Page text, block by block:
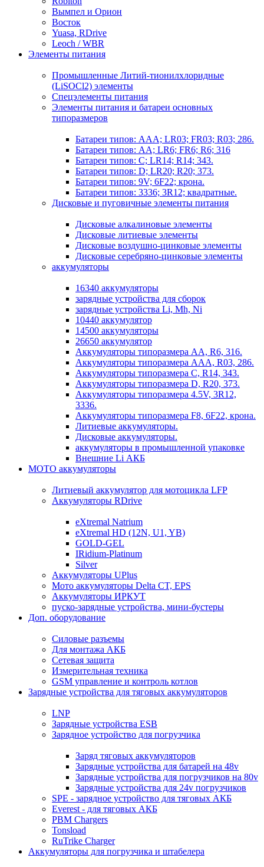
Вымпел и Орион
Восток
Yuasa, RDrive
Leoch / WBR
Элементы питания
Промышленные Литий-тионилхлоридные
(LiSOCl2) элементы
Спецэлементы питания
Элементы питания и батареи основных
типоразмеров
Батареи типов: AAA; LR03; FR03; R03; 286.
Батареи типов: AA; LR6; FR6; R6; 316
Батареи типов: C; LR14; R14; 343.
Батареи типов: D; LR20; R20; 373.
Батареи типов: 9V; 6F22; крона.
Батареи типов: 3336; 3R12; квадратные.
Дисковые и пуговичные элементы питания
Дисковые алкалиновые элементы
Дисковые литиевые элементы
Дисковые воздушно-цинковые элементы
Дисковые серебряно-цинковые элементы
аккумуляторы
16340 аккумуляторы
зарядные устройства для сборок
зарядные устройства Li, Mh, Ni
10440 аккумулятор
14500 аккумуляторы
26650 аккумулятор
Аккумуляторы типоразмера АА, R6, 316.
Аккумуляторы типоразмера ААА, R03, 286.
Аккумуляторы типоразмера С, R14, 343.
Аккумуляторы типоразмера D, R20, 373.
Аккумуляторы типоразмера 4.5V, 3R12,
3336.
Аккумуляторы типоразмера F8, 6F22, крона.
Литиевые аккумуляторы.
Дисковые аккумуляторы.
аккумуляторы в промышленной упаковке
Внешние Li АКБ
МОТО аккумуляторы
Литиевый аккумулятор для мотоцикла LFP
Аккумуляторы RDrive
eXtremal Natrium
eXtremal HD (12N, U1, YB)
GOLD-GEL
IRidium-Platinum
Silver
Аккумуляторы UPlus
Мото аккумуляторы Delta CT, EPS
Аккумуляторы ИРКУТ
пуско-зарядные устройства, мини-бустеры
Доп. оборудование
Силовые разъемы
Для монтажа АКБ
Сетевая защита
Измерительная техника
GSM управление и контроль котлов
Зарядные устройства для тяговых аккумуляторов
LNP
Зарядные устройства ESB
Зарядное устройство для погрузчика
Заряд тяговых аккумуляторов
Зарядные устройства для батарей на 48v
Зарядные устройства для погрузчиков на 80v
Зарядные устройства для 24v погрузчиков
SPE - зарядное устройство для тяговых АКБ
Everest - для тяговых АКБ
PBM Chargers
Tonsload
RuTrike Charger
Аккумуляторы для погрузчика и штабелера